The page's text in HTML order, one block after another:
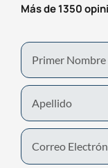
Más de 1350
First
Name
Last
Name
Email